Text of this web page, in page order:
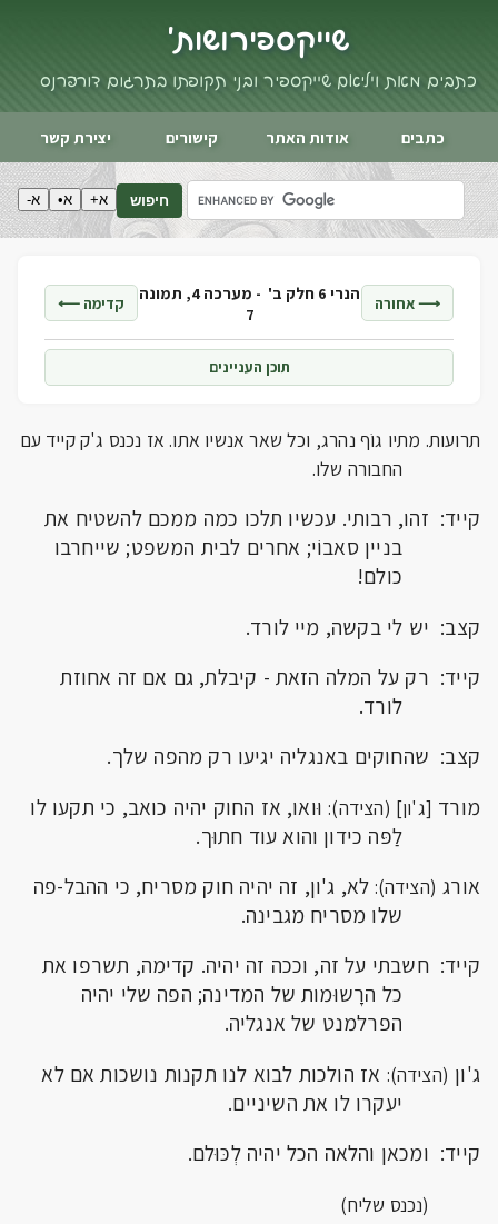
שייקספיר ושות'
כתבים מאת ויליאם שייקספיר ובני תקופתו בתרגום דורי פרנס
כתבים אודות האתר קישורים יצירת קשר
חיפוש א+ א• א-
⟶ אחורה הנרי 6 חלק ב' -
מערכה 4, תמונה
7
קדימה ⟵
תוכן העניינים
תרועות. מתיו גוֹף נהרג, וכל שאר אנשיו אתו. אז נכנס ג'ק קייד עם
החבורה שלו.
קייד: זהו, רבותי. עכשיו תלכו כמה ממכם להשטיח את
בניין סאבוֹי; אחרים לבית המשפט; שייחרבו
כולם!
קצב: יש לי בקשה, מיי לורד.
קייד: רק על המלה הזאת - קיבלת, גם אם זה אחוזת
לורד.
קצב: שהחוקים באנגליה יגיעו רק מהפה שלך.
מורד [ג'ון] (הצידה):וּואו, אז החוק יהיה כואב, כי תקעו לו
לַפּה כידון והוא עוד חתוּך.
אורג (הצידה): לא, ג'ון, זה יהיה חוק מסריח, כי ההבל-פה
שלו מסריח מגבינה.
קייד: חשבתי על זה, וככה זה יהיה. קדימה, תשרפו את
כל הרָשוּמות של המדינה; הפה שלי יהיה
הפרלמנט של אנגליה.
ג'ון (הצידה): אז הולכות לבוא לנו תקנות נושכות אם לא
יעקרו לו את השיניים.
קייד: ומכאן והלאה הכל יהיה לְכּוּלם.
(נכנס שליח)